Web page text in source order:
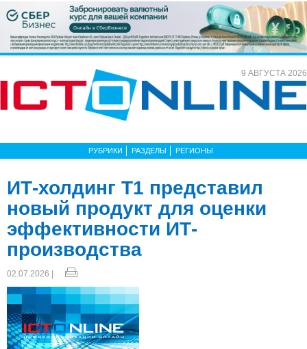
9 АВГУСТА 2026
РУБРИКИ РАЗДЕЛЫ РЕГИОНЫ
ИТ-холдинг Т1 представил
новый продукт для оценки
эффективности ИТ-
производства
02.07.2026 |